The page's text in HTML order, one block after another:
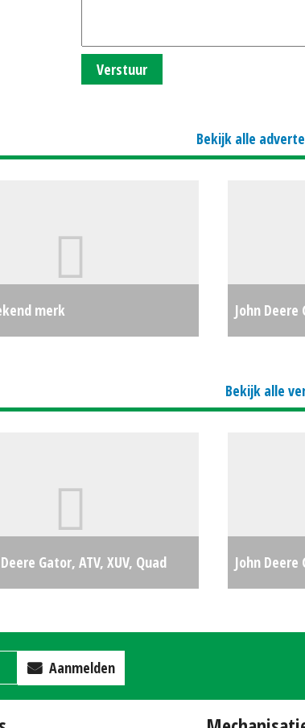
Verstuur
Bekijk alle
merk
John Deere
Bekijk alle
Gator, ATV, XUV, Quad
John Deere
Aanmelden